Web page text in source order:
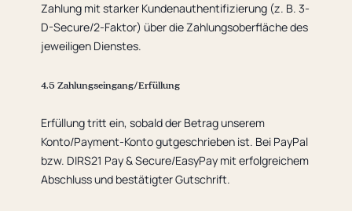
Zahlung mit starker Kundenauthentifizierung (z. B. 3-
D-Secure/2-Faktor) über die Zahlungsoberfläche des
jeweiligen Dienstes.
4.5 Zahlungseingang/Erfüllung
Erfüllung tritt ein, sobald der Betrag unserem
Konto/Payment-Konto gutgeschrieben ist. Bei PayPal
bzw. DIRS21 Pay & Secure/EasyPay mit erfolgreichem
Abschluss und bestätigter Gutschrift.